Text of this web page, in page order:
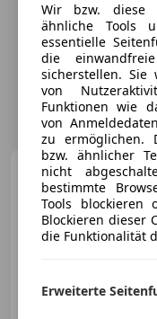
Wir bzw. diese
ähnliche Tools
essentielle
die
sicherstellen. Sie
von
Funktionen wie
von
zu ermöglichen.
bzw. ähnlicher
nicht
bestimmte
Tools blockieren
Blockieren dieser
die Funktionalität
Erweiterte